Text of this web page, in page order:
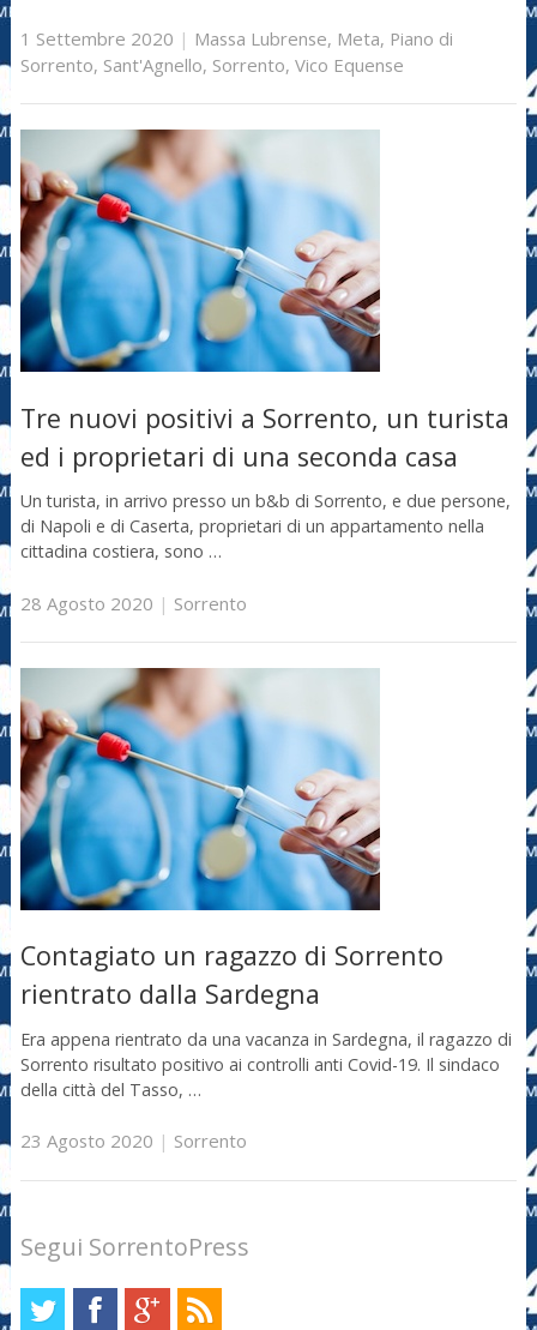
1 Settembre 2020 | Massa Lubrense, Meta, Piano di
Sorrento, Sant'Agnello, Sorrento, Vico Equense
Tre nuovi positivi a Sorrento, un turista
ed i proprietari di una seconda casa
Un turista, in arrivo presso un b&b di Sorrento, e due persone,
di Napoli e di Caserta, proprietari di un appartamento nella
cittadina costiera, sono …
28 Agosto 2020 | Sorrento
Contagiato un ragazzo di Sorrento
rientrato dalla Sardegna
Era appena rientrato da una vacanza in Sardegna, il ragazzo di
Sorrento risultato positivo ai controlli anti Covid-19. Il sindaco
della città del Tasso, …
23 Agosto 2020 | Sorrento
Segui SorrentoPress